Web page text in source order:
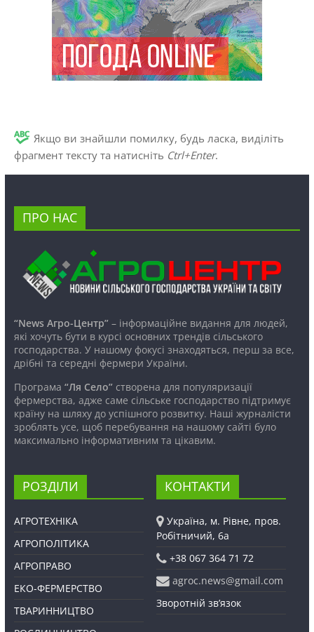
Якщо ви знайшли помилку, будь ласка, виділіть
фрагмент тексту та натисніть Ctrl+Enter.
ПРО НАС
“News Агро-Центр”– інформаційне видання для людей,
які хочуть бути в курсі основних трендів сільського
господарства. У нашому фокусі знаходяться, перш за все,
дрібні та середні фермери України.
Програма “Ля Село”створена для популяризації
фермерства, адже саме сільське господарство підтримує
країну на шляху до успішного розвитку. Наші журналісти
зроблять усе, щоб перебування на нашому сайті було
максимально інформативним та цікавим.
РОЗДІЛИ
АГРОТЕХНІКА
АГРОПОЛІТИКА
АГРОПРАВО
ЕКО-ФЕРМЕРСТВО
ТВАРИННИЦТВО
КОНТАКТИ
Україна, м. Рівне, пров.
Робітничий, 6а
+38 067 364 71 72
agroc.news@gmail.com
Зворотній зв’язок